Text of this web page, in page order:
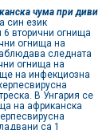
чума при диви
син език
вторични огнища
огнища на
следната
огнища на
на инфекциозна
В Унгария се
на африканска
са 1